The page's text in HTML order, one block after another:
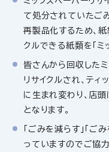
て処分されていたご
再製品化するため、
クルできる紙類を「ミ
皆さんから回収した
リサイクルされ、ティ
に生まれ変わり、店
となります。
「ごみを減らす」「ご
っていますのでご協